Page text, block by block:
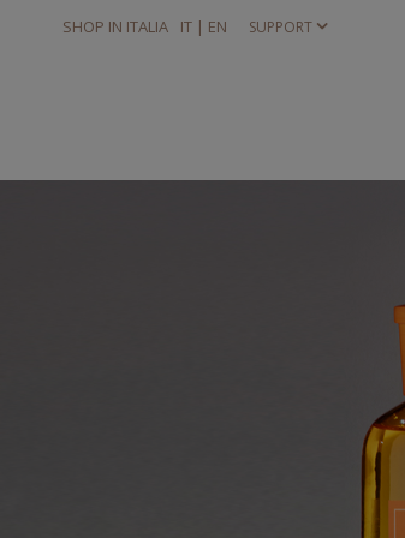
SHOP IN ITALIA IT | EN SUPPORT